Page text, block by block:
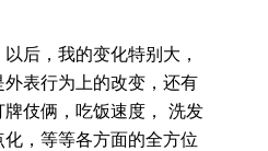
后，我的变化特别大，
表行为上的改变，还有
伎俩，吃饭速度， 洗发
，等等各方面的全方位